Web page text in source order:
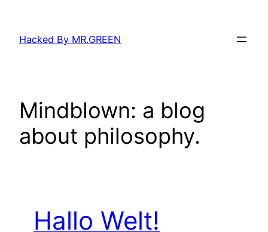
springen
Hacked By MR.GREEN
Mindblown: a blog
about philosophy.
Hallo Welt!